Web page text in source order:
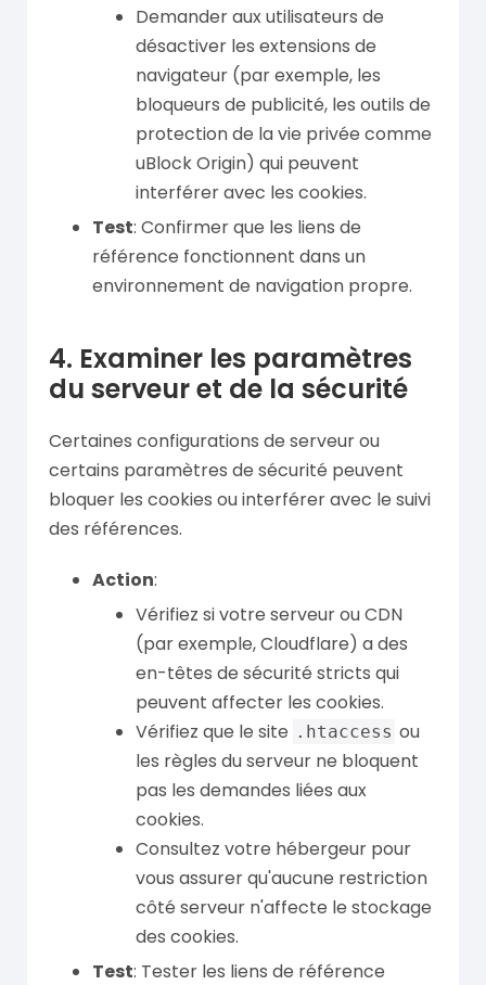
Demander aux utilisateurs de
désactiver les extensions de
navigateur (par exemple, les
bloqueurs de publicité, les outils de
protection de la vie privée comme
uBlock Origin) qui peuvent
interférer avec les cookies.
Test: Confirmer que les liens de
référence fonctionnent dans un
environnement de navigation propre.
4. Examiner les paramètres
du serveur et de la sécurité
Certaines configurations de serveur ou
certains paramètres de sécurité peuvent
bloquer les cookies ou interférer avec le suivi
des références.
Action:
Vérifiez si votre serveur ou CDN
(par exemple, Cloudflare) a des
en-têtes de sécurité stricts qui
peuvent affecter les cookies.
Vérifiez que le site .htaccess ou
les règles du serveur ne bloquent
pas les demandes liées aux
cookies.
Consultez votre hébergeur pour
vous assurer qu'aucune restriction
côté serveur n'affecte le stockage
des cookies.
Test: Tester les liens de référence